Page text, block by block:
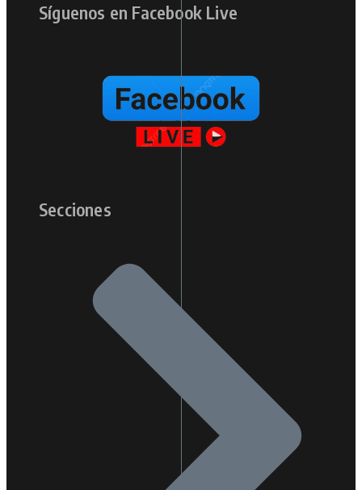
Síguenos en Facebook Live
Secciones